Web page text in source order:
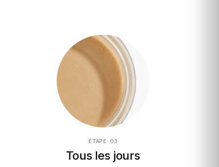
ÉTAPE 03
Tous les jours